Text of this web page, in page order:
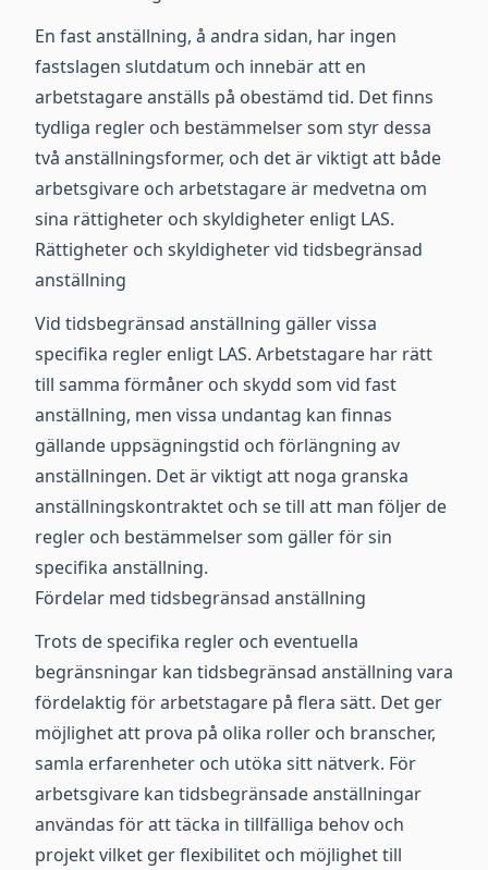
En fast anställning, å andra sidan, har ingen
fastslagen slutdatum och innebär att en
arbetstagare anställs på obestämd tid. Det finns
tydliga regler och bestämmelser som styr dessa
två anställningsformer, och det är viktigt att både
arbetsgivare och arbetstagare är medvetna om
sina rättigheter och skyldigheter enligt LAS.
Rättigheter och skyldigheter vid tidsbegränsad
anställning
Vid tidsbegränsad anställning gäller vissa
specifika regler enligt LAS. Arbetstagare har rätt
till samma förmåner och skydd som vid fast
anställning, men vissa undantag kan finnas
gällande uppsägningstid och förlängning av
anställningen. Det är viktigt att noga granska
anställningskontraktet och se till att man följer de
regler och bestämmelser som gäller för sin
specifika anställning.
Fördelar med tidsbegränsad anställning
Trots de specifika regler och eventuella
begränsningar kan tidsbegränsad anställning vara
fördelaktig för arbetstagare på flera sätt. Det ger
möjlighet att prova på olika roller och branscher,
samla erfarenheter och utöka sitt nätverk. För
arbetsgivare kan tidsbegränsade anställningar
användas för att täcka in tillfälliga behov och
projekt vilket ger flexibilitet och möjlighet till